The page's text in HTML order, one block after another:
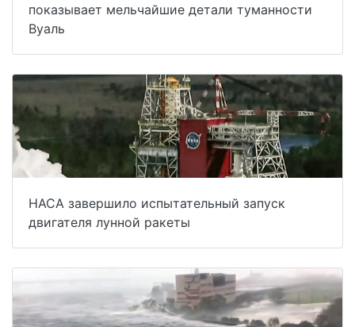
показывает мельчайшие детали туманности
Вуаль
НАСА завершило испытательный запуск
двигателя лунной ракеты